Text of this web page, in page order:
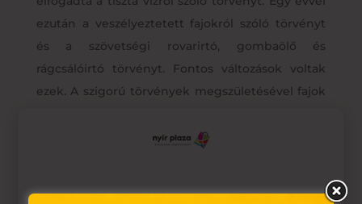
ezután a veszélyeztetett fajokról szóló törvényt
és a szövetségi rovarirtó, gombaölő és
rágcsálóirtó törvényt. Fontos változások voltak
ezek. A szigorú törvények megszületésével fajok
milliói pedig a betegségektől vagy még
Ez az oldal sütiket használ